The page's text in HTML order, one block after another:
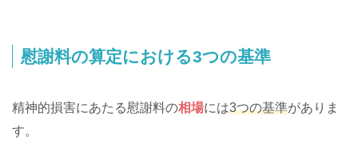
慰謝料の算定における3つの基準
精神的損害にあたる慰謝料の相場には3つの基準がありま
す。